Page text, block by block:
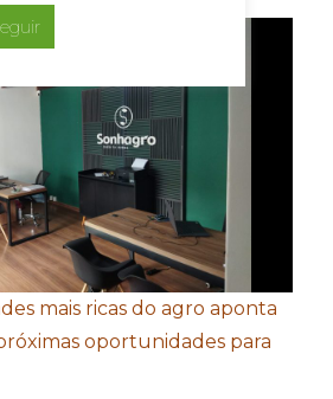
mais ricas do agro aponta
oportunidades para